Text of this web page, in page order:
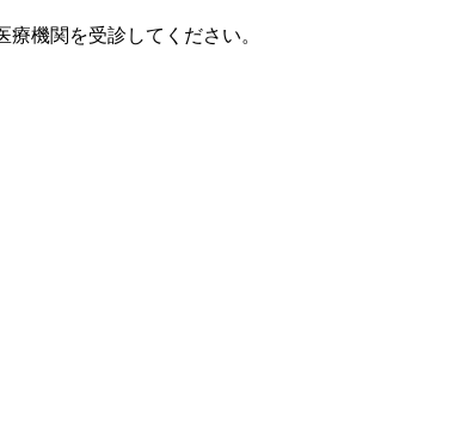
機関を受診してください。